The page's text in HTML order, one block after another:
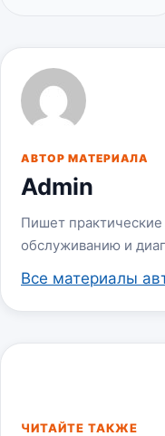
АВТОР МАТЕРИАЛА
Admin
Пишет
обслуживанию и
Все материалы
ЧИТАЙТЕ ТАКЖЕ